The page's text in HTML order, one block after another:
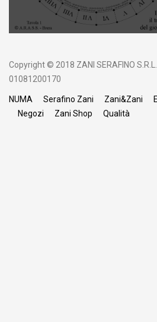
Copyright © 2018 ZANI SERAFINO
01081200170
NUMA Serafino Zani Zani&Zani
Negozi
Zani Shop Qualità